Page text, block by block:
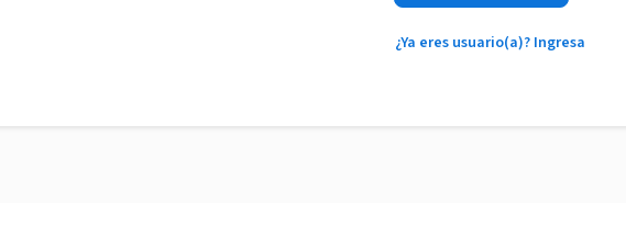
¿Ya eres usuario(a)? Ingresa